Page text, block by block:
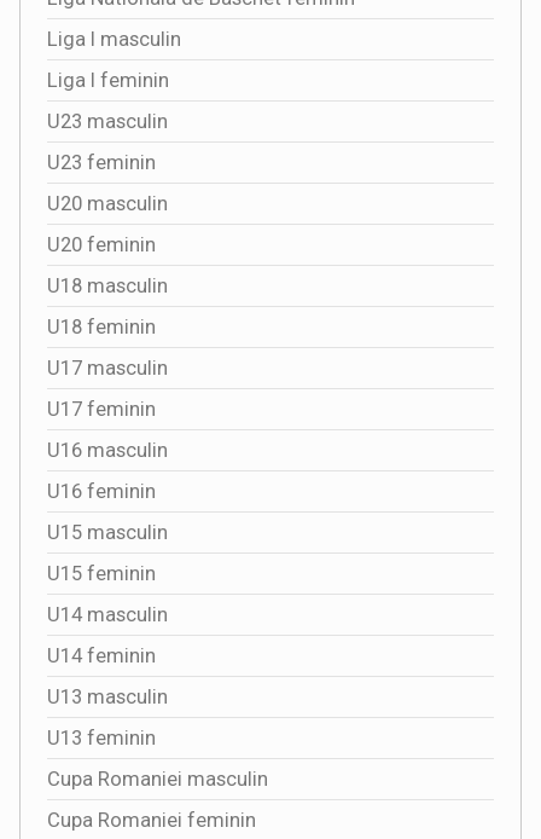
Liga I masculin
Liga I feminin
U23 masculin
U23 feminin
U20 masculin
U20 feminin
U18 masculin
U18 feminin
U17 masculin
U17 feminin
U16 masculin
U16 feminin
U15 masculin
U15 feminin
U14 masculin
U14 feminin
U13 masculin
U13 feminin
Cupa Romaniei masculin
Cupa Romaniei feminin